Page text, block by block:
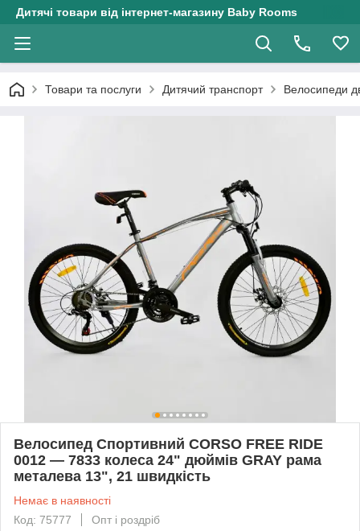
Дитячі товари від інтернет-магазину Baby Rooms
Товари та послуги Дитячий транспорт Велосипеди
Велосипед Спортивний CORSO FREE RIDE
0012 — 7833 колеса 24" дюймів GRAY рама
металева 13", 21 швидкість
Немає в наявності
Код: 75777
Опт і роздріб